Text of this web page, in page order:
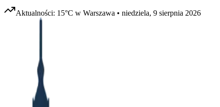
Aktualności: 15°C w Warszawa • niedziela, 9 sierpnia 2026